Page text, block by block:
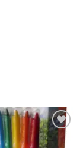
Añadir